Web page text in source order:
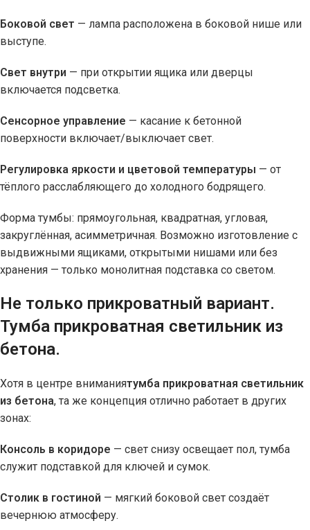
Боковой свет — лампа расположена в боковой нише или
выступе.
Свет внутри — при открытии ящика или дверцы
включается подсветка.
Сенсорное управление — касание к бетонной
поверхности включает/выключает свет.
Регулировка яркости и цветовой температуры — от
тёплого расслабляющего до холодного бодрящего.
Форма тумбы: прямоугольная, квадратная, угловая,
закруглённая, асимметричная. Возможно изготовление с
выдвижными ящиками, открытыми нишами или без
хранения — только монолитная подставка со светом.
Не только прикроватный вариант.
Тумба прикроватная светильник из
бетона.
Хотя в центре вниманиятумба прикроватная светильник
из бетона, та же концепция отлично работает в других
зонах:
Консоль в коридоре — свет снизу освещает пол, тумба
служит подставкой для ключей и сумок.
Столик в гостиной — мягкий боковой свет создаёт
вечернюю атмосферу.